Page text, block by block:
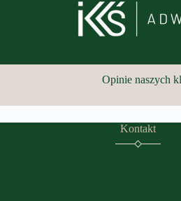
Opinie naszych
Kontakt